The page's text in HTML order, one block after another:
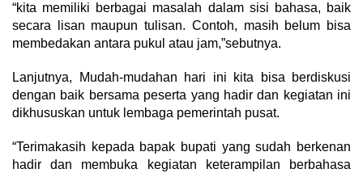
“kita memiliki berbagai masalah dalam sisi bahasa, baik
secara lisan maupun tulisan. Contoh, masih belum bisa
membedakan antara pukul atau jam,”sebutnya.
Lanjutnya, Mudah-mudahan hari ini kita bisa berdiskusi
dengan baik bersama peserta yang hadir dan kegiatan ini
dikhususkan untuk lembaga pemerintah pusat.
“Terimakasih kepada bapak bupati yang sudah berkenan
hadir dan membuka kegiatan keterampilan berbahasa